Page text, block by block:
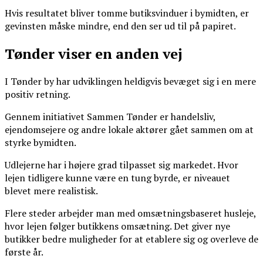
Hvis resultatet bliver tomme butiksvinduer i bymidten, er
gevinsten måske mindre, end den ser ud til på papiret.
Tønder viser en anden vej
I Tønder by har udviklingen heldigvis bevæget sig i en mere
positiv retning.
Gennem initiativet Sammen Tønder er handelsliv,
ejendomsejere og andre lokale aktører gået sammen om at
styrke bymidten.
Udlejerne har i højere grad tilpasset sig markedet. Hvor
lejen tidligere kunne være en tung byrde, er niveauet
blevet mere realistisk.
Flere steder arbejder man med omsætningsbaseret husleje,
hvor lejen følger butikkens omsætning. Det giver nye
butikker bedre muligheder for at etablere sig og overleve de
første år.